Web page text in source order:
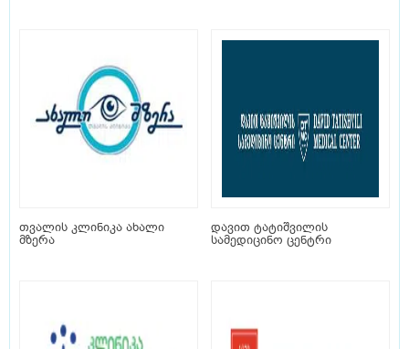
თვალის კლინიკა ახალი
მზერა
დავით ტატიშვილის
სამედიცინო ცენტრი